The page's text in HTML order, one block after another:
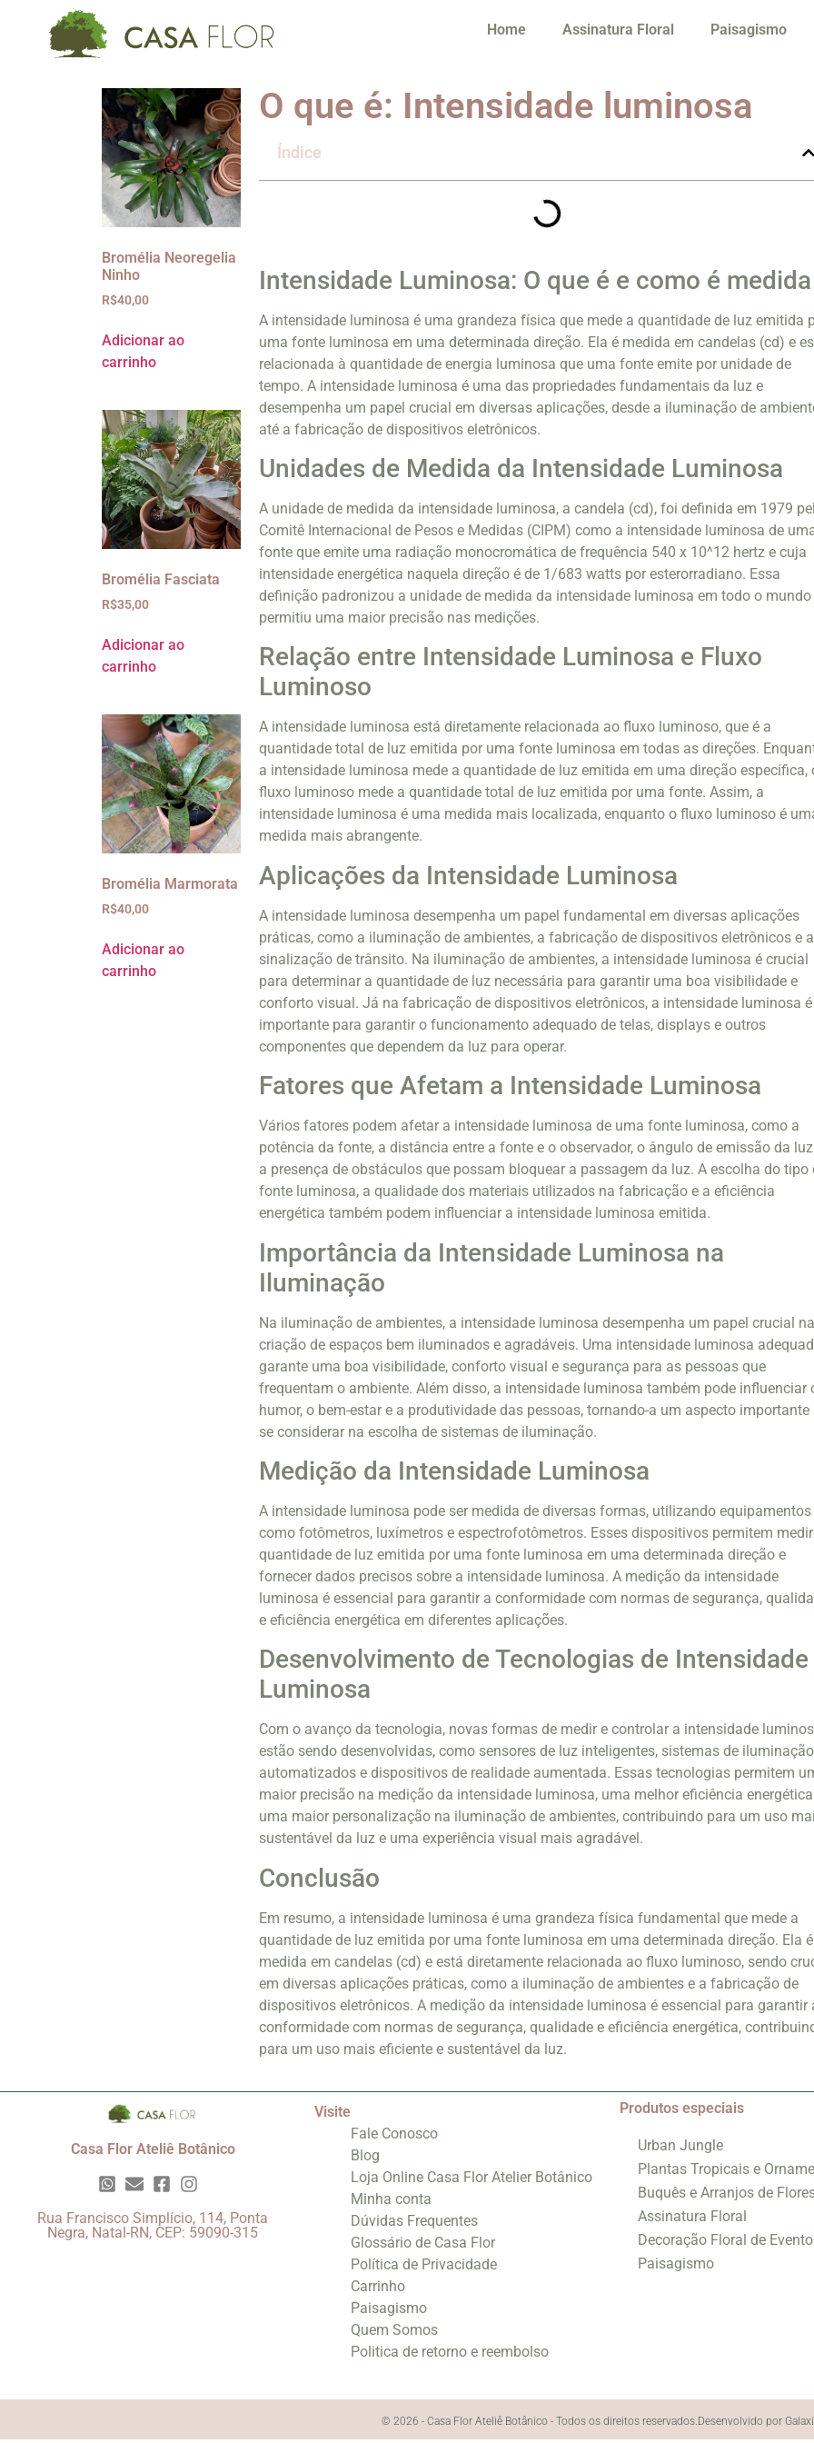
Home Assinatura Floral Paisagismo
Bromélia Neoregelia
Ninho
R$40,00
Adicionar ao
carrinho
Bromélia Fasciata
R$35,00
Adicionar ao
carrinho
Bromélia Marmorata
R$40,00
Adicionar ao
carrinho
O que é: Intensidade luminosa
Índice
Intensidade Luminosa: O que é e como é medida
A intensidade luminosa é uma grandeza física que mede a quantidade de luz emitida
uma fonte luminosa em uma determinada direção. Ela é medida em candelas (cd) e
relacionada à quantidade de energia luminosa que uma fonte emite por unidade de
tempo. A intensidade luminosa é uma das propriedades fundamentais da luz e
desempenha um papel crucial em diversas aplicações, desde a iluminação de
até a fabricação de dispositivos eletrônicos.
Unidades de Medida da Intensidade Luminosa
A unidade de medida da intensidade luminosa, a candela (cd), foi definida em 1979
Comitê Internacional de Pesos e Medidas (CIPM) como a intensidade luminosa de
fonte que emite uma radiação monocromática de frequência 540 x 10^12 hertz e cuja
intensidade energética naquela direção é de 1/683 watts por esterorradiano. Essa
definição padronizou a unidade de medida da intensidade luminosa em todo o mundo
permitiu uma maior precisão nas medições.
Relação entre Intensidade Luminosa e Fluxo
Luminoso
A intensidade luminosa está diretamente relacionada ao fluxo luminoso, que é a
quantidade total de luz emitida por uma fonte luminosa em todas as direções.
a intensidade luminosa mede a quantidade de luz emitida em uma direção específica,
fluxo luminoso mede a quantidade total de luz emitida por uma fonte. Assim, a
intensidade luminosa é uma medida mais localizada, enquanto o fluxo luminoso é
medida mais abrangente.
Aplicações da Intensidade Luminosa
A intensidade luminosa desempenha um papel fundamental em diversas aplicações
práticas, como a iluminação de ambientes, a fabricação de dispositivos eletrônicos e a
sinalização de trânsito. Na iluminação de ambientes, a intensidade luminosa é crucial
para determinar a quantidade de luz necessária para garantir uma boa visibilidade e
conforto visual. Já na fabricação de dispositivos eletrônicos, a intensidade luminosa é
importante para garantir o funcionamento adequado de telas, displays e outros
componentes que dependem da luz para operar.
Fatores que Afetam a Intensidade Luminosa
Vários fatores podem afetar a intensidade luminosa de uma fonte luminosa, como a
potência da fonte, a distância entre a fonte e o observador, o ângulo de emissão da
a presença de obstáculos que possam bloquear a passagem da luz. A escolha do tipo
fonte luminosa, a qualidade dos materiais utilizados na fabricação e a eficiência
energética também podem influenciar a intensidade luminosa emitida.
Importância da Intensidade Luminosa na
Iluminação
Na iluminação de ambientes, a intensidade luminosa desempenha um papel crucial na
criação de espaços bem iluminados e agradáveis. Uma intensidade luminosa
garante uma boa visibilidade, conforto visual e segurança para as pessoas que
frequentam o ambiente. Além disso, a intensidade luminosa também pode influenciar
humor, o bem-estar e a produtividade das pessoas, tornando-a um aspecto importante
se considerar na escolha de sistemas de iluminação.
Medição da Intensidade Luminosa
A intensidade luminosa pode ser medida de diversas formas, utilizando equipamentos
como fotômetros, luxímetros e espectrofotômetros. Esses dispositivos permitem
quantidade de luz emitida por uma fonte luminosa em uma determinada direção e
fornecer dados precisos sobre a intensidade luminosa. A medição da intensidade
luminosa é essencial para garantir a conformidade com normas de segurança,
e eficiência energética em diferentes aplicações.
Desenvolvimento de Tecnologias de Intensidade
Luminosa
Com o avanço da tecnologia, novas formas de medir e controlar a intensidade
estão sendo desenvolvidas, como sensores de luz inteligentes, sistemas de iluminação
automatizados e dispositivos de realidade aumentada. Essas tecnologias permitem
maior precisão na medição da intensidade luminosa, uma melhor eficiência
uma maior personalização na iluminação de ambientes, contribuindo para um uso
sustentável da luz e uma experiência visual mais agradável.
Conclusão
Em resumo, a intensidade luminosa é uma grandeza física fundamental que mede a
quantidade de luz emitida por uma fonte luminosa em uma determinada direção. Ela é
medida em candelas (cd) e está diretamente relacionada ao fluxo luminoso, sendo
em diversas aplicações práticas, como a iluminação de ambientes e a fabricação de
dispositivos eletrônicos. A medição da intensidade luminosa é essencial para garantir
conformidade com normas de segurança, qualidade e eficiência energética,
para um uso mais eficiente e sustentável da luz.
Casa Flor Ateliê Botânico
Rua Francisco Simplício, 114, Ponta
Negra, Natal-RN, CEP: 59090-315
Visite
Fale Conosco
Blog
Loja Online Casa Flor Atelier Botânico
Minha conta
Dúvidas Frequentes
Glossário de Casa Flor
Política de Privacidade
Carrinho
Paisagismo
Quem Somos
Politica de retorno e reembolso
Produtos especiais
Urban Jungle
Plantas Tropicais e
Buquês e Arranjos de
Assinatura Floral
Decoração Floral de
Paisagismo
© 2026 - Casa Flor Ateliê Botânico - Todos os direitos reservados.Desenvolvido por